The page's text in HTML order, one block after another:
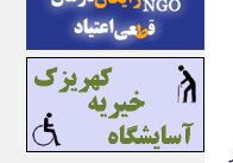
باشگاه خبرنگاران
باغستان نیوز
بامبوک
ببین و بخون
بدینسان
بنکر